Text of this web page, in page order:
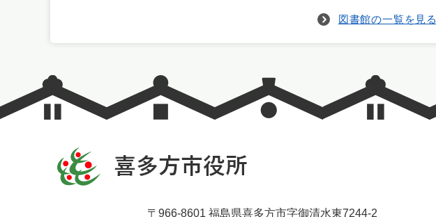
図書館の一覧を見る
〒966-8601 福島県喜多方市字御清水東7244-2